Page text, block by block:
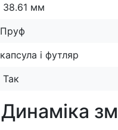
38.61 мм
Пруф
капсула і футляр
Так
Динаміка